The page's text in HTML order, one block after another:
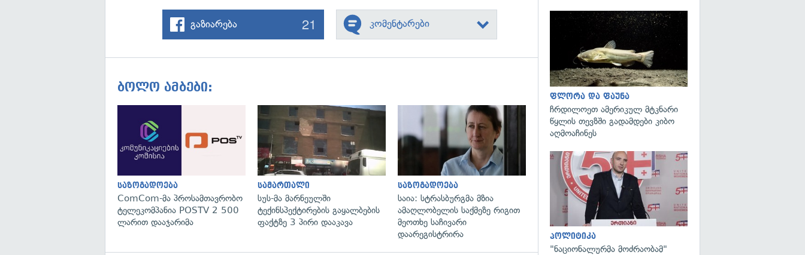
გაზიარება 21 კომენტარები
ბოლო ამბები:
გადახედვა
საზოგადოება
ComCom-მა პროსამთავრობო
ტელეკომპანია POSTV 2 500
ლარით დააჯარიმა
გადახედვა
სამართალი
სუს-მა მარნეულში
ტექინსპექტირების გაყალბების
ფაქტზე 3 პირი დააკავა
გადახედვა
საზოგადოება
საია: სტრასბურგმა მზია
ამაღლობელის საქმეზე რიგით
მეოთხე საჩივარი
დაარეგისტრირა
ფლორა და ფაუნა
ჩრდილოეთ ამერიკულ მტკნარი
წყლის თევზში გადამდები კიბო
აღმოაჩინეს
პოლიტიკა
"ნაციონალურმა მოძრაობამ"